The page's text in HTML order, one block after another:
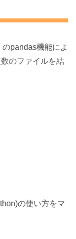
pandas機能によ
のファイルを結
の使い方をマ